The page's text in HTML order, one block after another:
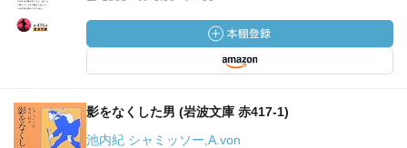
影をなくした男 (岩波文庫 赤417-1)
池内紀 シャミッソー,A.von